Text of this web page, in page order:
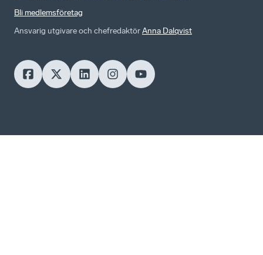
Bli medlemsföretag
Ansvarig utgivare och chefredaktörAnna Dalqvist